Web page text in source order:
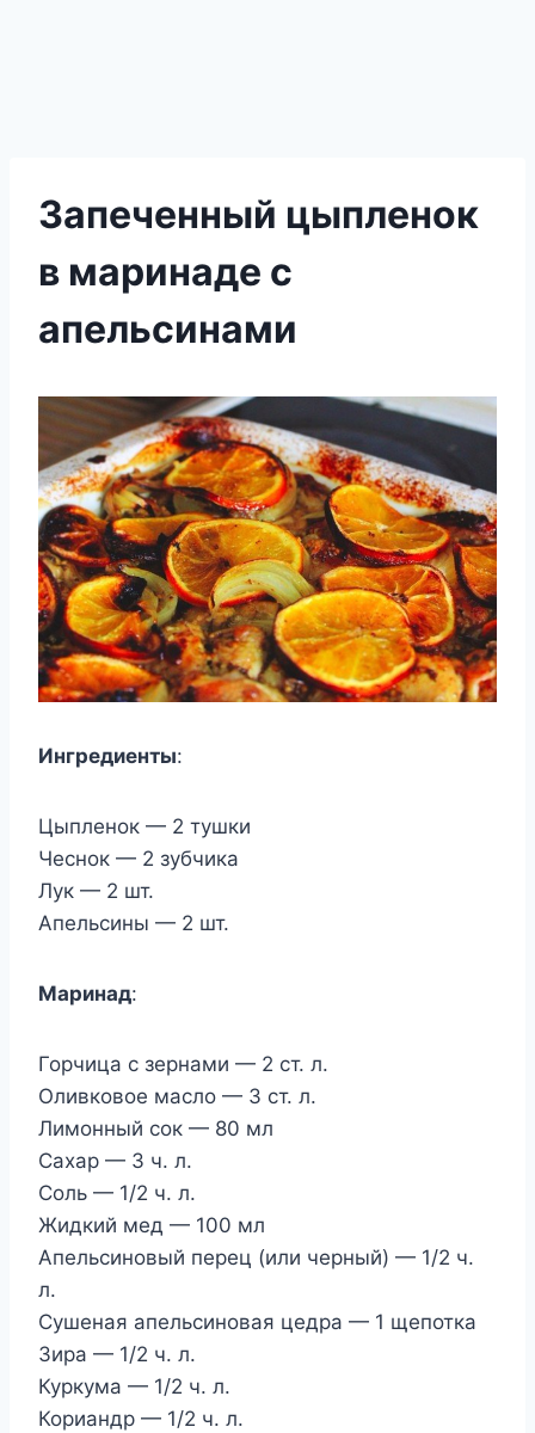
Запеченный цыпленок
в маринаде с
апельсинами
Ингредиенты:
Цыпленок — 2 тушки
Чеснок — 2 зубчика
Лук — 2 шт.
Апельсины — 2 шт.
Маринад:
Горчица с зернами — 2 ст. л.
Оливковое масло — 3 ст. л.
Лимонный сок — 80 мл
Сахар — 3 ч. л.
Соль — 1/2 ч. л.
Жидкий мед — 100 мл
Апельсиновый перец (или черный) — 1/2 ч.
л.
Сушеная апельсиновая цедра — 1 щепотка
Зира — 1/2 ч. л.
Куркума — 1/2 ч. л.
Кориандр — 1/2 ч. л.